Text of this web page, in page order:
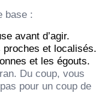
base :
avant d’agir.
proches et localisés.
et les égouts.
Du coup, vous
pour un coup de